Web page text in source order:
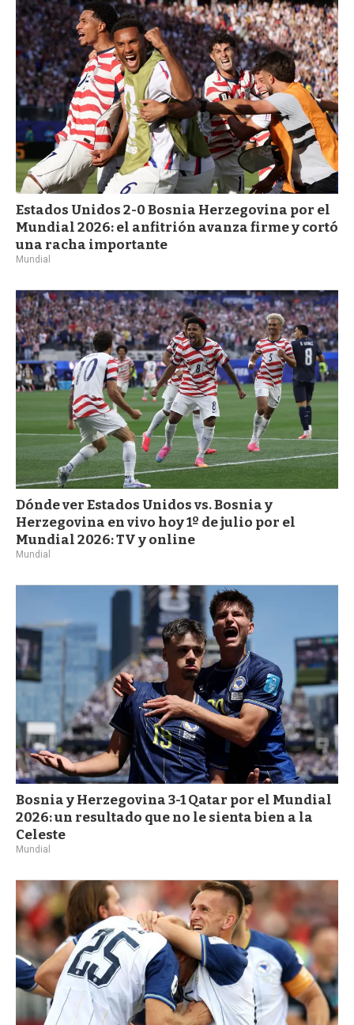
Estados Unidos 2-0 Bosnia Herzegovina por el
Mundial 2026: el anfitrión avanza firme y cortó
una racha importante
Mundial
Dónde ver Estados Unidos vs. Bosnia y
Herzegovina en vivo hoy 1º de julio por el
Mundial 2026: TV y online
Mundial
Bosnia y Herzegovina 3-1 Qatar por el Mundial
2026: un resultado que no le sienta bien a la
Celeste
Mundial